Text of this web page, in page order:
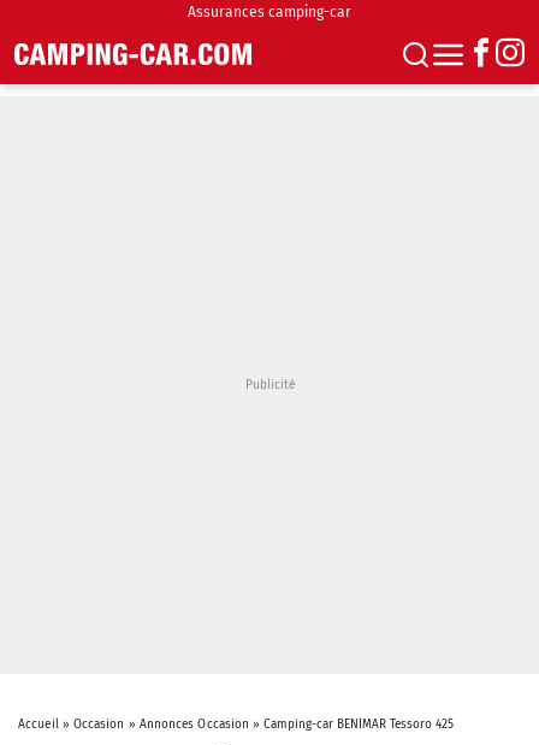
Assurances camping-car
Accueil» Occasion » Annonces Occasion »Camping-car BENIMAR Tessoro 425